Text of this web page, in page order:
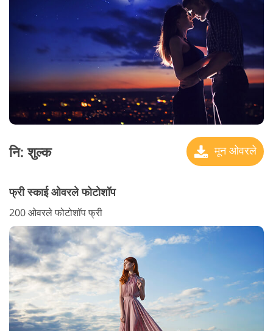
नि: शुल्क मून ओवरले
फ्री स्काई ओवरले फोटोशॉप
200 ओवरले फोटोशॉप फ्री